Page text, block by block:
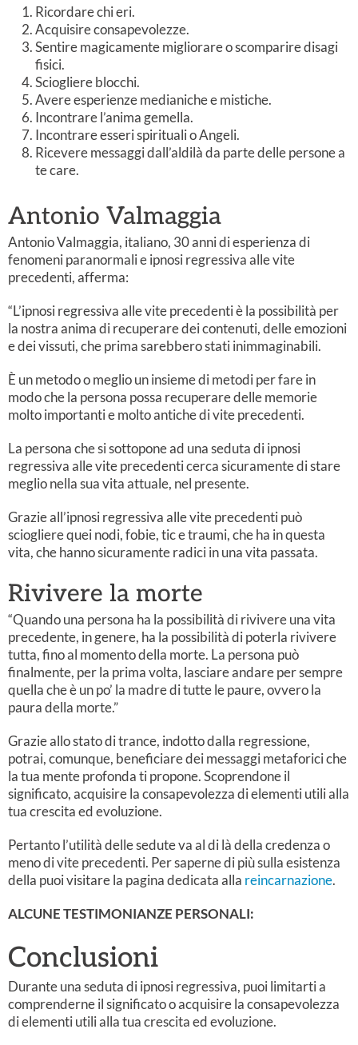
Ricordare chi eri.
Acquisire consapevolezze.
Sentire magicamente migliorare o scomparire disagi
fisici.
Sciogliere blocchi.
Avere esperienze medianiche e mistiche.
Incontrare l’anima gemella.
Incontrare esseri spirituali o Angeli.
Ricevere messaggi dall’aldilà da parte delle persone a
te care.
Antonio Valmaggia
Antonio Valmaggia, italiano, 30 anni di esperienza di
fenomeni paranormali e ipnosi regressiva alle vite
precedenti, afferma:
“L’ipnosi regressiva alle vite precedenti è la possibilità per
la nostra anima di recuperare dei contenuti, delle emozioni
e dei vissuti, che prima sarebbero stati inimmaginabili.
È un metodo o meglio un insieme di metodi per fare in
modo che la persona possa recuperare delle memorie
molto importanti e molto antiche di vite precedenti.
La persona che si sottopone ad una seduta di ipnosi
regressiva alle vite precedenti cerca sicuramente di stare
meglio nella sua vita attuale, nel presente.
Grazie all’ipnosi regressiva alle vite precedenti può
sciogliere quei nodi, fobie, tic e traumi, che ha in questa
vita, che hanno sicuramente radici in una vita passata.
Rivivere la morte
“Quando una persona ha la possibilità di rivivere una vita
precedente, in genere, ha la possibilità di poterla rivivere
tutta, fino al momento della morte. La persona può
finalmente, per la prima volta, lasciare andare per sempre
quella che è un po’ la madre di tutte le paure, ovvero la
paura della morte.”
Grazie allo stato di trance, indotto dalla regressione,
potrai, comunque, beneficiare dei messaggi metaforici che
la tua mente profonda ti propone. Scoprendone il
significato, acquisire la consapevolezza di elementi utili alla
tua crescita ed evoluzione.
Pertanto l’utilità delle sedute va al di là della credenza o
meno di vite precedenti. Per saperne di più sulla esistenza
della puoi visitare la pagina dedicata alla reincarnazione.
ALCUNE TESTIMONIANZE PERSONALI:
Conclusioni
Durante una seduta di ipnosi regressiva, puoi limitarti a
comprenderne il significato o acquisire la consapevolezza
di elementi utili alla tua crescita ed evoluzione.